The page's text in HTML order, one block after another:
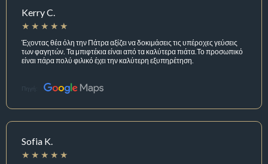
Kerry C.
Έχοντας θέα όλη την Πάτρα αξίζει να δοκιμάσεις τις υπέροχες γεύσεις
των φαγητών. Τα μπιφτέκια είναι από τα καλύτερα πιάτα.Το προσωπικό
είναι πάρα πολύ φιλικό έχει την καλύτερη εξυπηρέτηση.
Πηγή:
Sofia K.